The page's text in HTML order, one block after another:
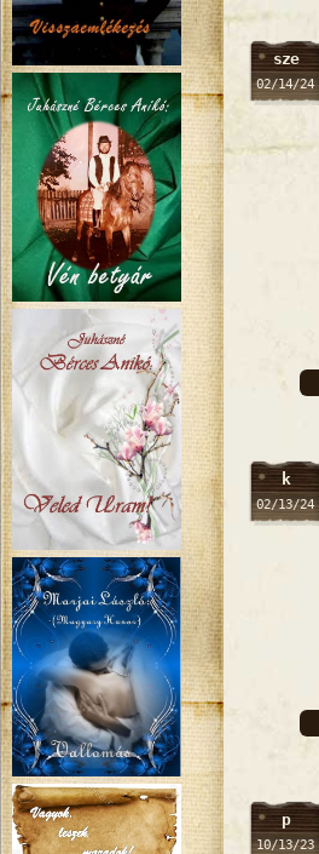
sze
02/14/24
k
02/13/24
p
10/13/23